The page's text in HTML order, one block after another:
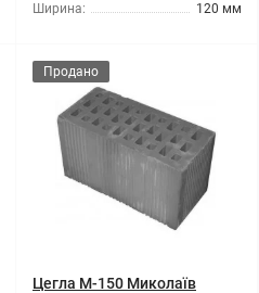
Ширина:
120 мм
Продано
Цегла М-150 Миколаїв